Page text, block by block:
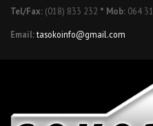
Tel/Fax: (018) 833 232 * Mob: 064
Email:tasokoinfo@gmail.com